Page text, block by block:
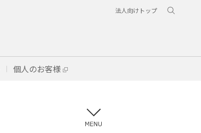
法人向けトップ
個人のお客様